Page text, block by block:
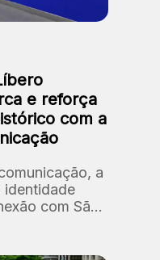
e reforça
com a
a
identidade
com São